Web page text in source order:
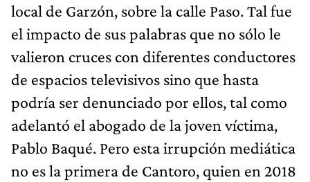
local de Garzón, sobre la calle Paso. Tal fue
el impacto de sus palabras que no sólo le
valieron cruces con diferentes conductores
de espacios televisivos sino que hasta
podría ser denunciado por ellos, tal como
adelantó el abogado de la joven víctima,
Pablo Baqué. Pero esta irrupción mediática
no es la primera de Cantoro, quien en 2018